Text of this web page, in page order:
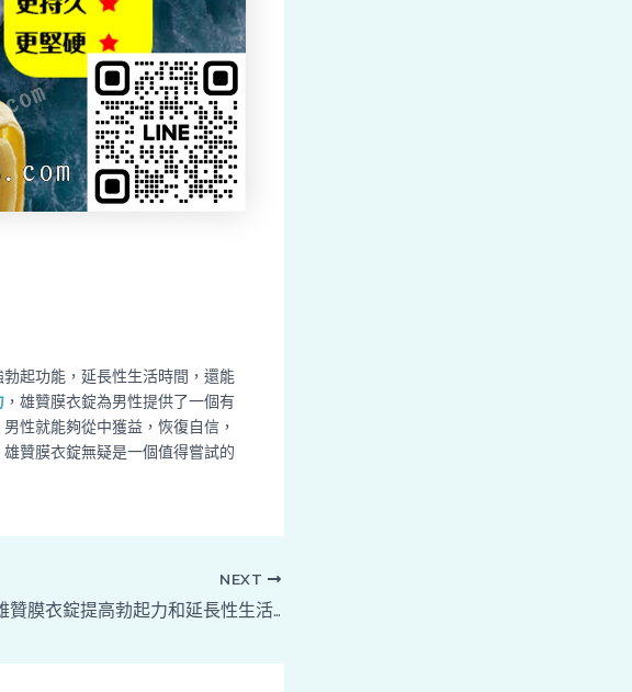
起功能，延長性生活時間，還能
，雄贊膜衣錠為男性提供了一個有
性就能夠從中獲益，恢復自信，
贊膜衣錠無疑是一個值得嘗試的
NEXT
雄贊膜衣錠提高勃起力和延長性生活的秘訣是什麼？